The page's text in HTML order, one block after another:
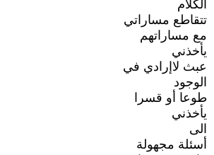
الكلام
تتقاطع مساراتي
مع مساراتهم
يأخذني
عبث لاإرادي في
الوجود
طوعا أو قسرا
يأخذني
الى
أسئلة مجهولة